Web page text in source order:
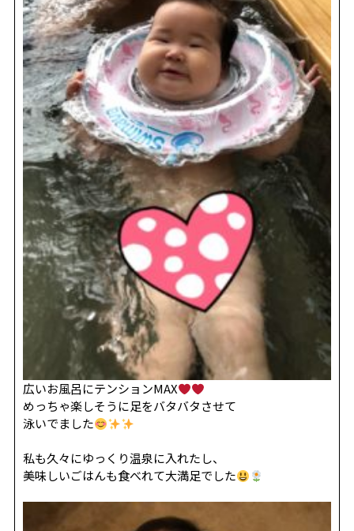
REVIEW レビュー
SALON INFO 店舗情報
RECRUIT 採用情報
お電話でご予約
広いお風呂にテンションMAX
めっちゃ楽しそうに足をバタバタさせて
泳いでました
私も久々にゆっくり温泉に入れたし、
美味しいごはんも食べれて大満足でした